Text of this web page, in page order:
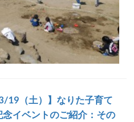
19（土）】なりた子育て
念イベントのご紹介：その